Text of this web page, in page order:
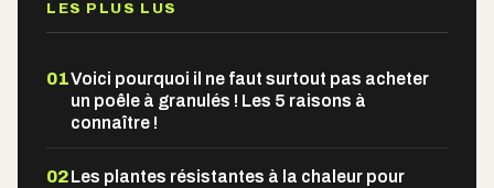
LES PLUS LUS
01Voici pourquoi il ne faut surtout pas acheter
un poêle à granulés ! Les 5 raisons à
connaître !
02 Les plantes résistantes à la chaleur pour